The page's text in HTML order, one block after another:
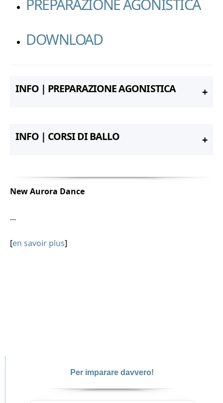
PREPARAZIONE AGONISTICA
DOWNLOAD
INFO | PREPARAZIONE AGONISTICA
INFO | CORSI DI BALLO
New Aurora Dance
...
[en savoir plus]
Per imparare davvero!